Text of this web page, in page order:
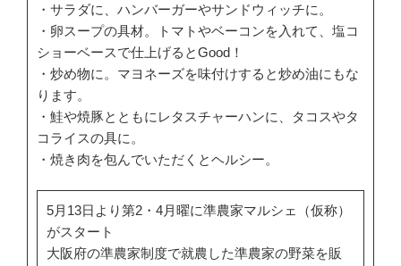
・サラダに、ハンバーガーやサンドウィッチに。
・卵スープの具材。トマトやベーコンを入れて、塩コ
ショーベースで仕上げるとGood！
・炒め物に。マヨネーズを味付けすると炒め油にもな
ります。
・鮭や焼豚とともにレタスチャーハンに、タコスやタ
コライスの具に。
・焼き肉を包んでいただくとヘルシー。
5月13日より第2・4月曜に準農家マルシェ（仮称）
がスタート
大阪府の準農家制度で就農した準農家の野菜を販